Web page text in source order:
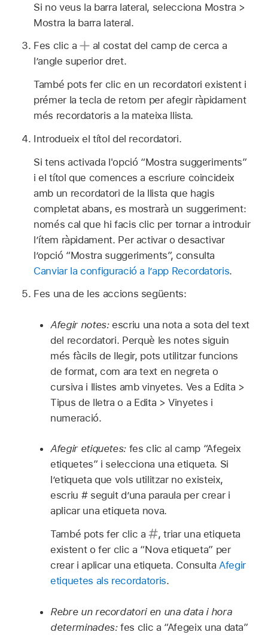
Si no veus la barra lateral, selecciona Mostra >
Mostra la barra lateral.
Fes clic a
al costat del camp de cerca a
l’angle superior dret.
També pots fer clic en un recordatori existent i
prémer la tecla de retorn per afegir ràpidament
més recordatoris a la mateixa llista.
Introdueix el títol del recordatori.
Si tens activada l'opció “Mostra suggeriments”
i el títol que comences a escriure coincideix
amb un recordatori de la llista que hagis
completat abans, es mostrarà un suggeriment:
només cal que hi facis clic per tornar a introduir
l’ítem ràpidament. Per activar o desactivar
l’opció “Mostra suggeriments”, consulta
Canviar la configuració a l’app Recordatoris.
Fes una de les accions següents:
Afegir notes:escriu una nota a sota del text
del recordatori. Perquè les notes siguin
més fàcils de llegir, pots utilitzar funcions
de format, com ara text en negreta o
cursiva i llistes amb vinyetes. Ves a Edita >
Tipus de lletra o a Edita > Vinyetes i
numeració.
Afegir etiquetes: fes clic al camp “Afegeix
etiquetes” i selecciona una etiqueta. Si
l’etiqueta que vols utilitzar no existeix,
escriu # seguit d’una paraula per crear i
aplicar una etiqueta nova.
També pots fer clic a
,triar una etiqueta
existent o fer clic a “Nova etiqueta” per
crear i aplicar una etiqueta. ConsultaAfegir
etiquetes als recordatoris.
Rebre un recordatori en una data i hora
determinades:fes clic a “Afegeix una data”